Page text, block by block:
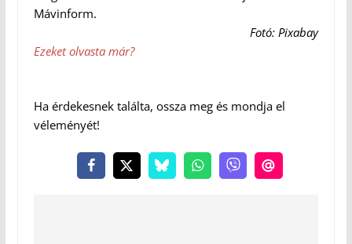
Mávinform.
Fotó: Pixabay
Ezeket olvasta már?
Ha érdekesnek találta, ossza meg és mondja el
véleményét!